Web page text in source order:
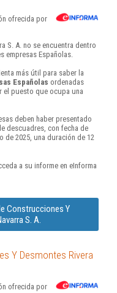
ofrecida por
S. A. no se encuentra dentro
empresas Españolas.
más útil para saber la
Españolas ordenadas
el puesto que ocupa una
deben haber presentado
descuadres, con fecha de
de 2025, una duración de 12
a su informe en eInforma
Construcciones Y
S. A.
Y Desmontes Rivera
ofrecida por